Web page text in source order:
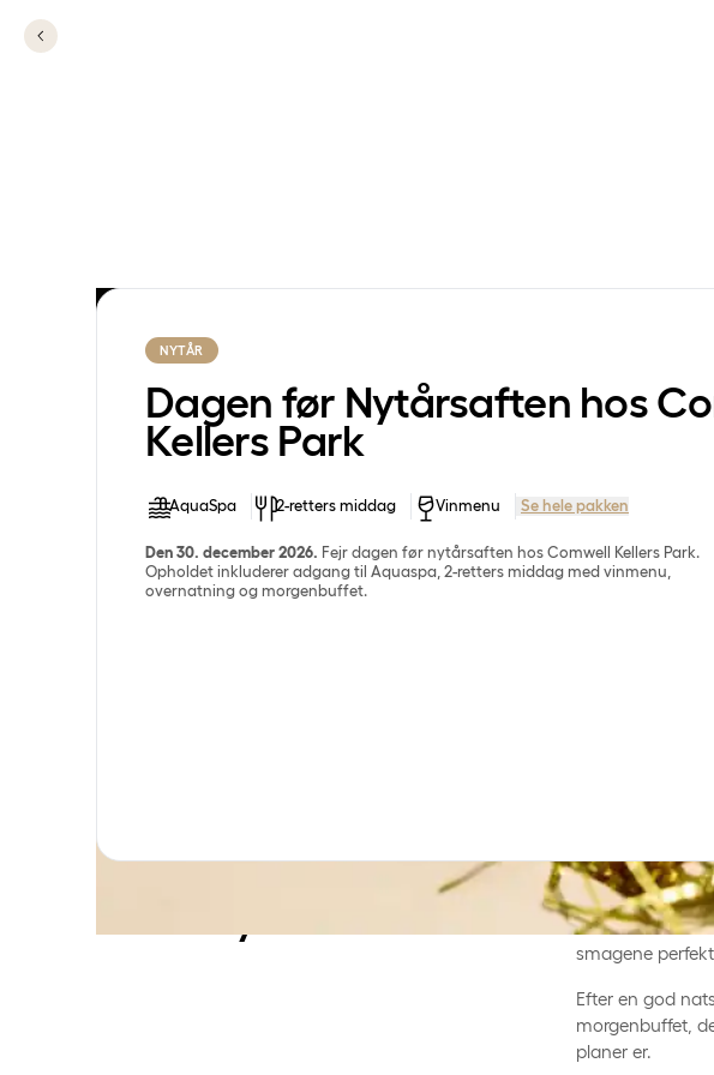
NYTÅR
Dagen før Nytårsaften hos
Kellers Park
AquaSpa 2-retters middag Vinmenu Se hele pakken
Den 30. december 2026. Fejr dagen før nytårsaften hos Comwell Kellers Park.
Opholdet inkluderer adgang til Aquaspa, 2-retters middag med vinmenu,
overnatning og morgenbuffet.
Check ind fra kl.
kan slappe af
efter
smagene
Efter en god
morgenbuffet,
planer er.